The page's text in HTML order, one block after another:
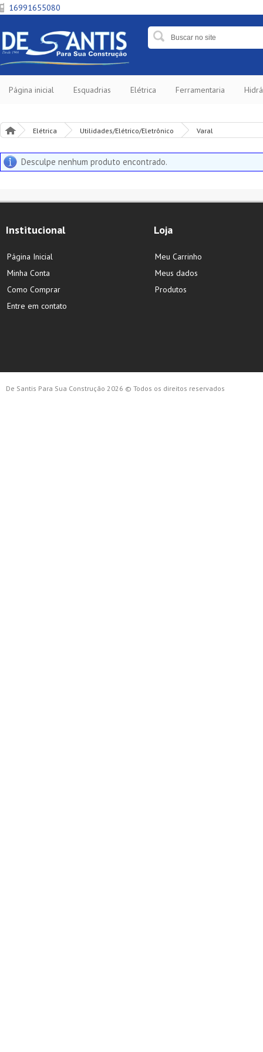
16991655080
Página inicial Esquadrias Elétrica Ferramentaria
Elétrica Utilidades/Elétrico/Eletrônico Varal
Desculpe nenhum produto encontrado.
Institucional
Página Inicial
Minha Conta
Como Comprar
Entre em contato
Loja
Meu Carrinho
Meus dados
Produtos
De Santis Para Sua Construção 2026 © Todos os direitos reservados